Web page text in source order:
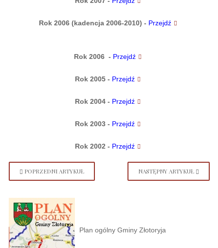
Rok 2006 (kadencja 2006-2010) - Przejdź
Rok 2006 - Przejdź
Rok 2005 - Przejdź
Rok 2004 - Przejdź
Rok 2003 - Przejdź
Rok 2002 - Przejdź
POPRZEDNI ARTYKUŁ NASTĘPNY ARTYKUŁ
Plan ogólny Gminy Złotoryja